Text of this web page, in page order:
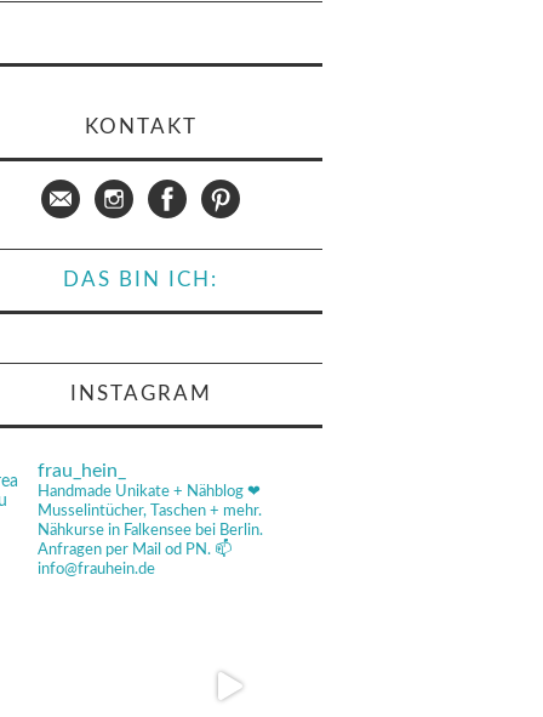
KONTAKT
DAS BIN ICH:
INSTAGRAM
frau_hein_
Handmade Unikate + Nähblog ❤
Musselintücher, Taschen + mehr.
Nähkurse in Falkensee bei Berlin.
Anfragen per Mail od PN. 📫
info@frauhein.de